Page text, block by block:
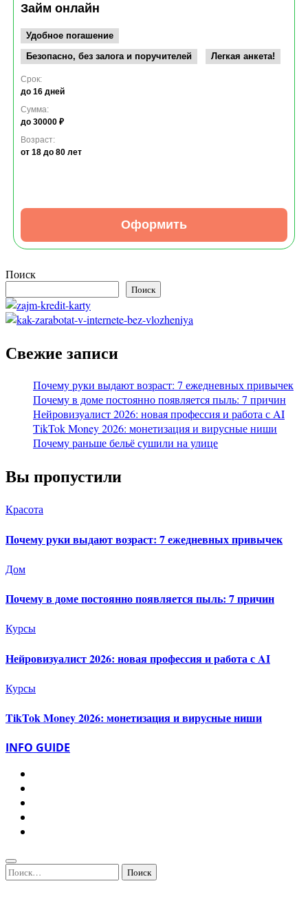
Займ онлайн
Удобное погашение
Безопасно, без залога и поручителей
Легкая анкета!
Срок:
до 16 дней
Сумма:
до 30000 ₽
Возраст:
от 18 до 80 лет
Оформить
Поиск
Поиск
Свежие записи
Почему руки выдают возраст: 7 ежедневных привычек
Почему в доме постоянно появляется пыль: 7 причин
Нейровизуалист 2026: новая профессия и работа с AI
TikTok Money 2026: монетизация и вирусные ниши
Почему раньше бельё сушили на улице
Вы пропустили
Красота
Почему руки выдают возраст: 7 ежедневных привычек
Дом
Почему в доме постоянно появляется пыль: 7 причин
Курсы
Нейровизуалист 2026: новая профессия и работа с AI
Курсы
TikTok Money 2026: монетизация и вирусные ниши
INFO GUIDE
Найти: